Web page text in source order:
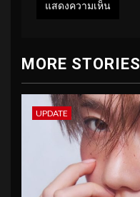
MORE STORIES
UPDATE